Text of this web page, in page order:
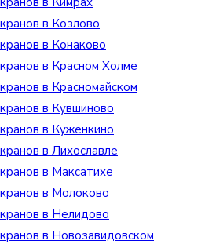
в Козлово
в Конаково
в Красном Холме
в Красномайском
в Кувшиново
в Куженкино
в Лихославле
в Максатихе
в Молоково
в Нелидово
в Новозавидовском